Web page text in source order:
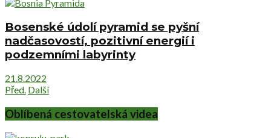
Bosenské údolí pyramid se pyšní
nadčasovostí, pozitivní energií i
podzemními labyrinty
21.8.2022
Před. Další
Oblíbená cestovatelská videa